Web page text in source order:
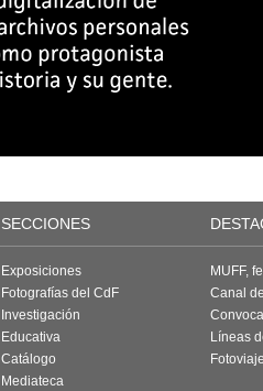
SECCIONES
Exposiciones
Fotografías del CdF
Investigación
Educativa
Catálogo
Mediateca
MUFF,
Canal
Líneas